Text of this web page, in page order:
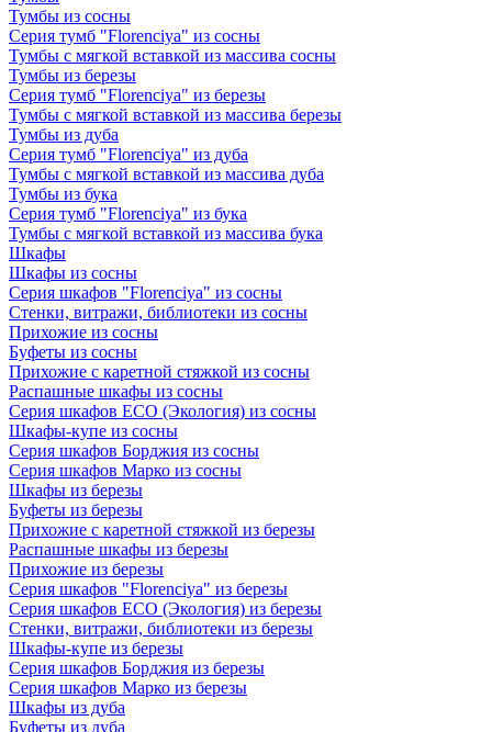
Тумбы из сосны
Серия тумб "Florenciya" из сосны
Тумбы с мягкой вставкой из массива сосны
Тумбы из березы
Серия тумб "Florenciya" из березы
Тумбы с мягкой вставкой из массива березы
Тумбы из дуба
Серия тумб "Florenciya" из дуба
Тумбы с мягкой вставкой из массива дуба
Тумбы из бука
Серия тумб "Florenciya" из бука
Тумбы с мягкой вставкой из массива бука
Шкафы
Шкафы из сосны
Серия шкафов "Florenciya" из сосны
Стенки, витражи, библиотеки из сосны
Прихожие из сосны
Буфеты из сосны
Прихожие с каретной стяжкой из сосны
Распашные шкафы из сосны
Серия шкафов ECO (Экология) из сосны
Шкафы-купе из сосны
Серия шкафов Борджия из сосны
Серия шкафов Марко из сосны
Шкафы из березы
Буфеты из березы
Прихожие с каретной стяжкой из березы
Распашные шкафы из березы
Прихожие из березы
Серия шкафов "Florenciya" из березы
Серия шкафов ECO (Экология) из березы
Стенки, витражи, библиотеки из березы
Шкафы-купе из березы
Серия шкафов Борджия из березы
Серия шкафов Марко из березы
Шкафы из дуба
Буфеты из дуба